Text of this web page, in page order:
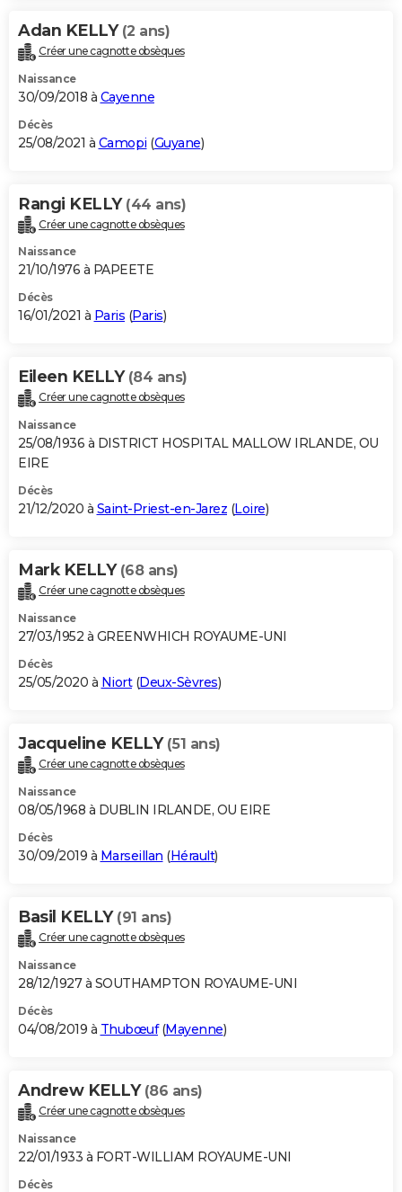
Adan KELLY (2 ans)
Créer une cagnotte obsèques
Naissance
30/09/2018 à Cayenne
Décès
25/08/2021 à Camopi (Guyane)
Rangi KELLY (44 ans)
Créer une cagnotte obsèques
Naissance
21/10/1976 à PAPEETE
Décès
16/01/2021 à Paris (Paris)
Eileen KELLY (84 ans)
Créer une cagnotte obsèques
Naissance
25/08/1936 à DISTRICT HOSPITAL MALLOW IRLANDE, OU
EIRE
Décès
21/12/2020 à Saint-Priest-en-Jarez (Loire)
Mark KELLY (68 ans)
Créer une cagnotte obsèques
Naissance
27/03/1952 à GREENWHICH ROYAUME-UNI
Décès
25/05/2020 à Niort(Deux-Sèvres)
Jacqueline KELLY (51 ans)
Créer une cagnotte obsèques
Naissance
08/05/1968 à DUBLIN IRLANDE, OU EIRE
Décès
30/09/2019 à Marseillan (Hérault)
Basil KELLY (91 ans)
Créer une cagnotte obsèques
Naissance
28/12/1927 à SOUTHAMPTON ROYAUME-UNI
Décès
04/08/2019 à Thubœuf(Mayenne)
Andrew KELLY (86 ans)
Créer une cagnotte obsèques
Naissance
22/01/1933 à FORT-WILLIAM ROYAUME-UNI
Décès